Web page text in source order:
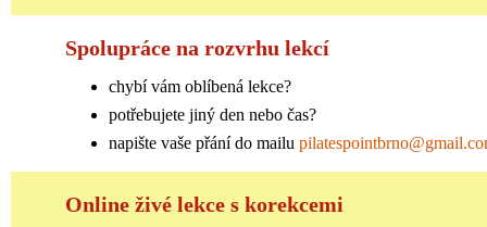
Spolupráce na rozvrhu lekcí
chybí vám oblíbená lekce?
potřebujete jiný den nebo čas?
napište vaše přání do mailu
Online živé lekce s korekcemi